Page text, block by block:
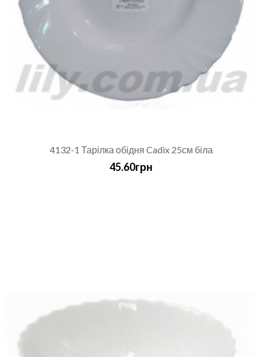
4132-1 Тарілка обідня Cadix 25см біла
45.60грн